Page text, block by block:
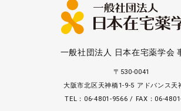
一般社団法人 日本在宅薬学会
〒530-0041
大阪市北区天神橋1-9-5 アドバンス天
TEL：06-4801-9566 / FAX：06-